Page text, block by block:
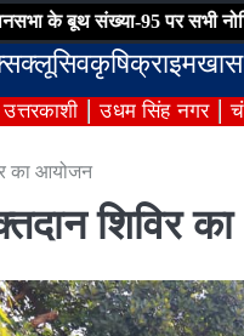
95 पर सभी नोटिसों का हुआ
कृषिक्राइम
उत्तरकाशी उधम सिंह नगर
का आयोजन
शिविर